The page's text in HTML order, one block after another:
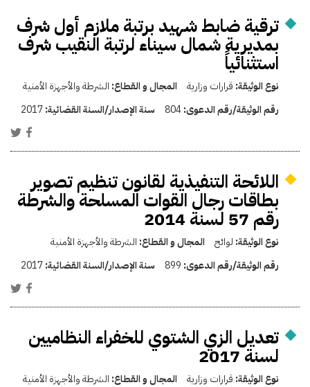
ترقية ضابط شهيد برتبة ملازم أول شرف
بمديرية شمال سيناء لرتبة النقيب شرف
استثنائياً
نوع الوثيقة: قرارات وزارية المجال و القطاع: الشرطة والأجهزة الأمنية
رقم الوثيقة/رقم الدعوى:804 سنة الإصدار/السنة القضائية:2017
اللائحة التنفيذية لقانون تنظيم تصوير
بطاقات رجال القوات المسلحة والشرطة
رقم 57 لسنة 2014
نوع الوثيقة: لوائح المجال و القطاع: الشرطة والأجهزة الأمنية
رقم الوثيقة/رقم الدعوى: 899 سنة الإصدار/السنة القضائية:2017
تعديل الزي الشتوي للخفراء النظاميين
لسنة 2017
نوع الوثيقة: قرارات وزارية المجال و القطاع: الشرطة والأجهزة الأمنية